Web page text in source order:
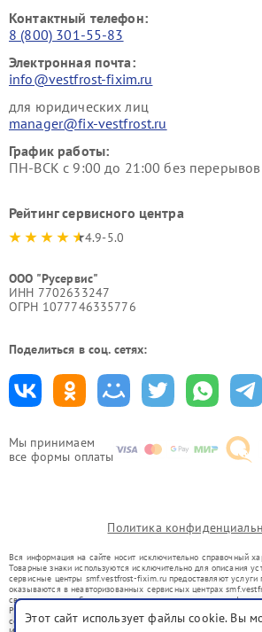
Мы принимаем
все формы оплаты
Контактный телефон:
8 (800) 301-55-83
Электронная почта:
info@vestfrost-fixim.ru
для юридических лиц
manager@fix-vestfrost.ru
График работы:
ПН-ВСК с 9:00 до 21:00 без
Рейтинг сервисного центра
4.9-5.0
ООО "Русервис"
ИНН 7702633247
ОГРН 1077746335776
Поделиться в соц. сетях:
Политика
Вся информация на сайте носит исключительно справочный
Товарные знаки используются исключительно для описания
сервисные центры smf.vestfrost-fixim.ru предоставляют услуги
оказываются в неавторизованных сервисных центрах
связаны с правообладателями товарных знаков или их
Ремонт осуществляется для устройств, уже введенных в
со статьей 1487 ГК РФ.
Этот сайт использует файлы cookie. Вы